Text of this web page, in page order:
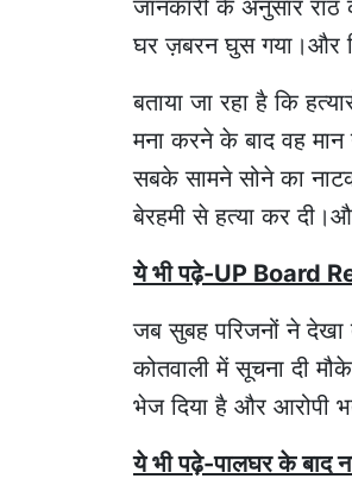
जानकारी के अनुसार राठ
घर ज़बरन घुस गया।और
बताया जा रहा है कि
मना करने के बाद वह
सबके सामने सोने का
बेरहमी से हत्या कर
ये भी पढ़े-UP Board
जब सुबह परिजनों ने देखा
कोतवाली में सूचना दी
भेज दिया है और आरोपी
ये भी पढ़े-पालघर के बाद